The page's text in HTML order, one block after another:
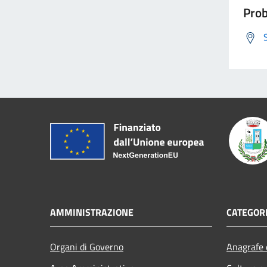
AMMINISTRAZIONE
Organi di Governo